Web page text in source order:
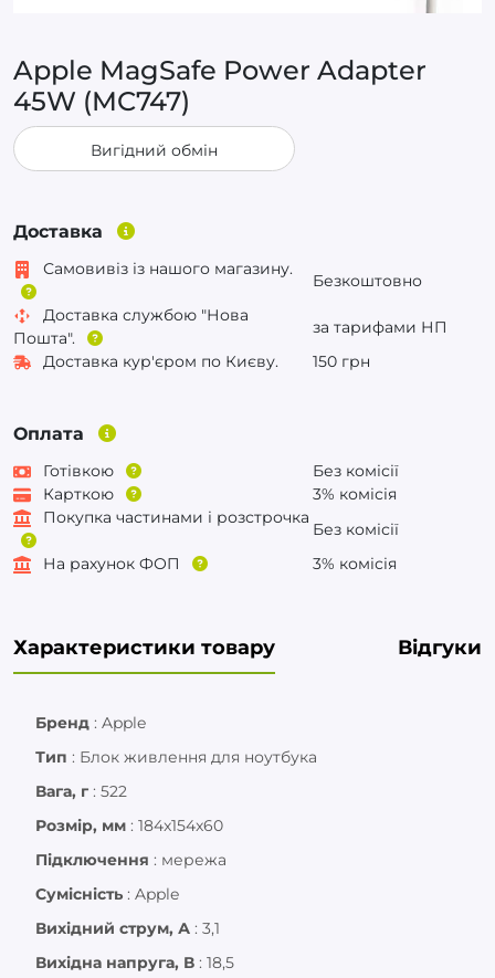
Apple MagSafe Power Adapter
45W (MC747)
Вигідний обмін
Доставка
Самовивіз із нашого магазину.
Безкоштовно
Доставка службою "Нова
Пошта".
за тарифами НП
Доставка кур'єром по Києву.
150 грн
Оплата
Готівкою
Без комісії
Карткою
3% комісія
Покупка частинами і розстрочка
Без комісії
На рахунок ФОП
3% комісія
Характеристики товару Відгуки
Бренд : Apple
Тип : Блок живлення для ноутбука
Вага, г : 522
Розмір, мм : 184x154x60
Підключення : мережа
Сумісність : Apple
Вихідний струм, А : 3,1
Вихідна напруга, В : 18,5